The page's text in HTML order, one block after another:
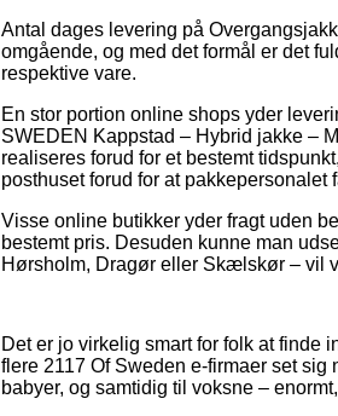
Antal dages levering på
omgående, og med det formål er det
respektive vare.
En stor portion online shops yder
SWEDEN Kappstad – Hybrid jakke –
realiseres forud for et bestemt
posthuset forud for at pakkepersonalet
Visse online butikker yder fragt uden
bestemt pris. Desuden kunne man
Hørsholm, Dragør eller Skælskør – vil
Det er jo virkelig smart for folk at finde
flere 2117 Of Sweden e-firmaer set
babyer, og samtidig til voksne –